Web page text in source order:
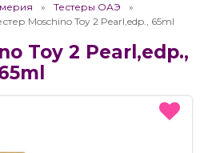
Тестеры ОАЭ
Moschino Toy 2 Pearl,edp., 65ml
Toy 2 Pearl,edp.,